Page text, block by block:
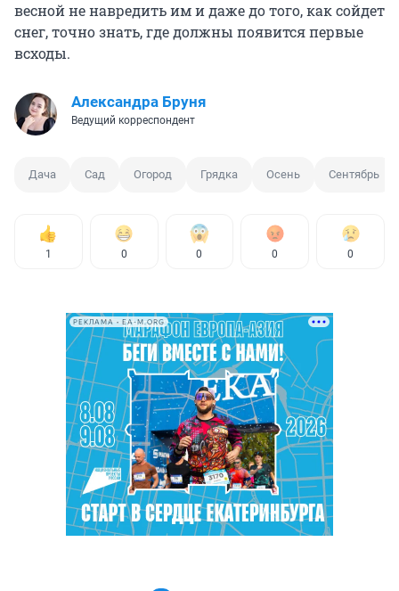
весной не навредить им и даже до того, как сойдет
снег, точно знать, где должны появится первые
всходы.
Александра Бруня
Ведущий корреспондент
Дача Сад Огород Грядка Осень Сентябрь
1 0 0 0 0
РЕКЛАМА • EA-M.ORG